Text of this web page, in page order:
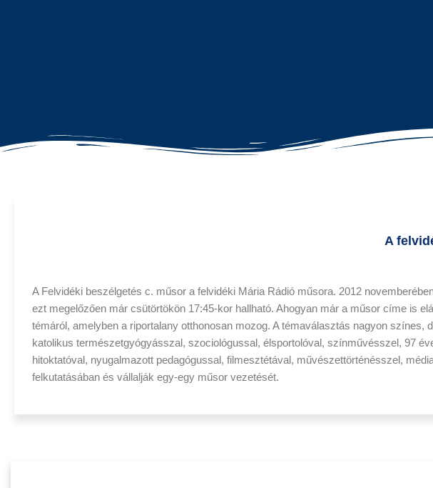
A
A Felvidéki beszélgetés c. műsor a felvidéki Mária Rádió műsora. 2012
ezt megelőzően már csütörtökön 17:45-kor hallható. Ahogyan már a műsor címe is
témáról, amelyben a riportalany otthonosan mozog. A témaválasztás nagyon
katolikus természetgyógyásszal, szociológussal, élsportolóval, színművésszel, 97
hitoktatóval, nyugalmazott pedagógussal, filmesztétával, művészettörténésszel,
felkutatásában és vállalják egy-egy műsor vezetését.